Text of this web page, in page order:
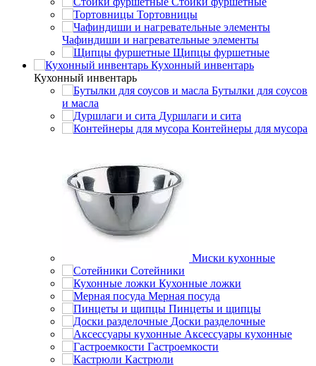
Тортовницы
Чафиндиши и нагревательные элементы
Щипцы фуршетные
Кухонный инвентарь
Кухонный инвентарь
Бутылки для соусов
и масла
Дуршлаги и сита
Контейнеры для мусора
Миски кухонные
Сотейники
Кухонные ложки
Мерная посуда
Пинцеты и щипцы
Доски разделочные
Аксессуары кухонные
Гастроемкости
Кастрюли